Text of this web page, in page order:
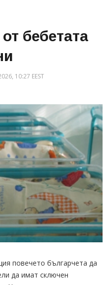
бебетата
10:27 EEST
повечето българчета да
да имат сключен